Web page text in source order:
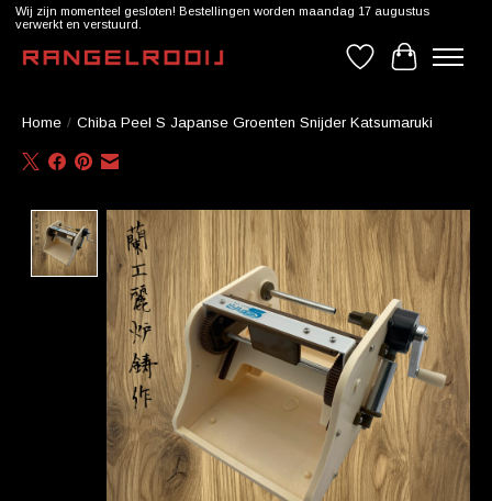
Wij zijn momenteel gesloten! Bestellingen worden maandag 17 augustus
verwerkt en verstuurd.
Verlanglijst
Home / Chiba Peel S Japanse Groenten Snijder Katsumaruki
Product image slideshow Items